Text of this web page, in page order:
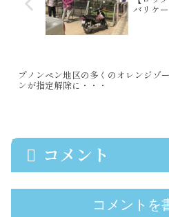
バリケ
プノンペン地区の多くのオレンジゾー
ンが指定解除に・・・
コメント
コメントを